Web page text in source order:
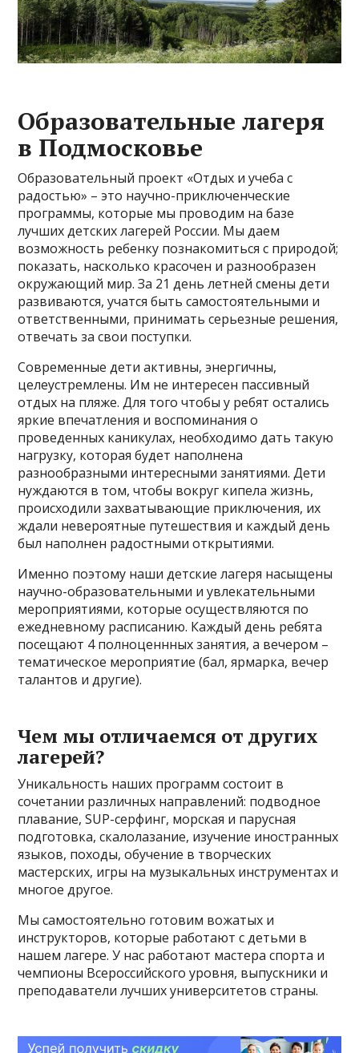
Образовательные лагеря
в Подмосковье
Образовательный проект «Отдых и учеба с
радостью» – это научно-приключенческие
программы, которые мы проводим на базе
лучших детских лагерей России. Мы даем
возможность ребенку познакомиться с природой;
показать, насколько красочен и разнообразен
окружающий мир. За 21 день летней смены дети
развиваются, учатся быть самостоятельными и
ответственными, принимать серьезные решения,
отвечать за свои поступки.
Современные дети активны, энергичны,
целеустремлены. Им не интересен пассивный
отдых на пляже. Для того чтобы у ребят остались
яркие впечатления и воспоминания о
проведенных каникулах, необходимо дать такую
нагрузку, которая будет наполнена
разнообразными интересными занятиями. Дети
нуждаются в том, чтобы вокруг кипела жизнь,
происходили захватывающие приключения, их
ждали невероятные путешествия и каждый день
был наполнен радостными открытиями.
Именно поэтому наши детские лагеря насыщены
научно-образовательными и увлекательными
мероприятиями, которые осуществляются по
ежедневному расписанию. Каждый день ребята
посещают 4 полноценнных занятия, а вечером –
тематическое мероприятие (бал, ярмарка, вечер
талантов и другие).
Чем мы отличаемся от других
лагерей?
Уникальность наших программ состоит в
сочетании различных направлений: подводное
плавание, SUP-серфинг, морская и парусная
подготовка, скалолазание, изучение иностранных
языков, походы, обучение в творческих
мастерских, игры на музыкальных инструментах и
многое другое.
Мы самостоятельно готовим вожатых и
инструкторов, которые работают с детьми в
нашем лагере. У нас работают мастера спорта и
чемпионы Всероссийского уровня, выпускники и
преподаватели лучших университетов страны.